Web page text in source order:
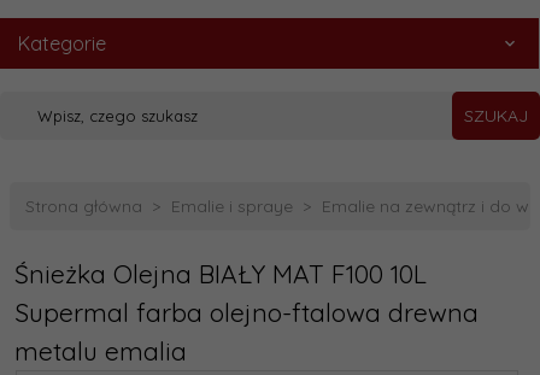
Kategorie
SZUKAJ
Strona główna Emalie i spraye Emalie na zewnątrz i do
Śnieżka Olejna BIAŁY MAT F100 10L
Supermal farba olejno-ftalowa drewna
metalu emalia